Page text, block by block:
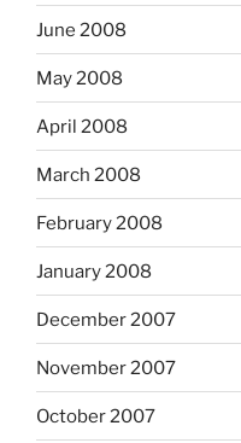
June 2008
May 2008
April 2008
March 2008
February 2008
January 2008
December 2007
November 2007
October 2007